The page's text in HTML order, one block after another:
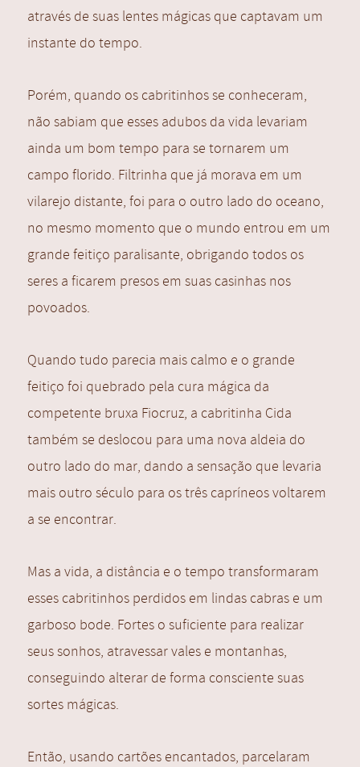
através de suas lentes mágicas que captavam um
instante do tempo.
Porém, quando os cabritinhos se conheceram,
não sabiam que esses adubos da vida levariam
ainda um bom tempo para se tornarem um
campo florido. Filtrinha que já morava em um
vilarejo distante, foi para o outro lado do oceano,
no mesmo momento que o mundo entrou em um
grande feitiço paralisante, obrigando todos os
seres a ficarem presos em suas casinhas nos
povoados.
Quando tudo parecia mais calmo e o grande
feitiço foi quebrado pela cura mágica da
competente bruxa Fiocruz, a cabritinha Cida
também se deslocou para uma nova aldeia do
outro lado do mar, dando a sensação que levaria
mais outro século para os três capríneos voltarem
a se encontrar.
Mas a vida, a distância e o tempo transformaram
esses cabritinhos perdidos em lindas cabras e um
garboso bode. Fortes o suficiente para realizar
seus sonhos, atravessar vales e montanhas,
conseguindo alterar de forma consciente suas
sortes mágicas.
Então, usando cartões encantados, parcelaram